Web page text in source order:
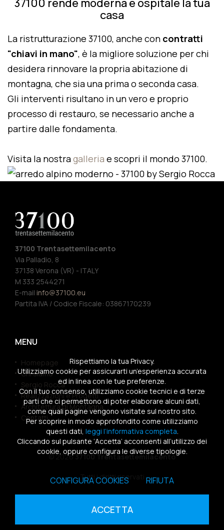
37100 rende moderna e ospitale la tua
casa
La ristrutturazione 37100, anche con contratti
"chiavi in mano", è la migliore soluzione per chi
desidera rinnovare la propria abitazione di
montagna, che sia una prima o seconda casa.
Gli interventi risultano in un vero e proprio
processo di restauro, se necessario anche a
partire dalle fondamenta.
Visita la nostragalleria e scopri il mondo 37100.
37100 Trentasettemilacento
Via Palladio, 8
37138 Verona (VR) - ITALY
M 333 2544271
E-mail info@37100.eu
Partita IVA / Codice Fiscale: 03867170239
MENU
Homepage
Chi siamo
Sergio Rocca
Realizzazioni e Progetti
Architettura di Montagna
Contatti
© 202637100 Trentasettemilacento
Tutti i diritti riservati
Sitemap|Privacy Policy|Cookies Policy
Rispettiamo la tua Privacy.
Utilizziamo cookie per assicurarti un’esperienza accurata
ed in linea con le tue preferenze.
Con il tuo consenso, utilizziamo cookie tecnici e di terze
parti che ci permettono di poter elaborare alcuni dati,
come quali pagine vengono visitate sul nostro sito.
Per scoprire in modo approfondito come utilizziamo
questi dati, leggi l’informativa completa.
Cliccando sul pulsante ‘Accetta’ acconsenti all’utilizzo dei
cookie, oppure configura le diverse tipologie.
CONFIGURA COOKIES RIFIUTA
ACCETTA